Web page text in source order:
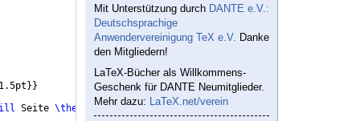
}}
Seite \thepage\ von \pageref{ LastPage
Mit Unterstützung durch DANTE e.V.:
Deutschsprachige
Anwendervereinigung TeX e.V. Danke
den Mitgliedern!
LaTeX-Bücher als Willkommens-
Geschenk für DANTE Neumitglieder.
Mehr dazu: LaTeX.net/verein